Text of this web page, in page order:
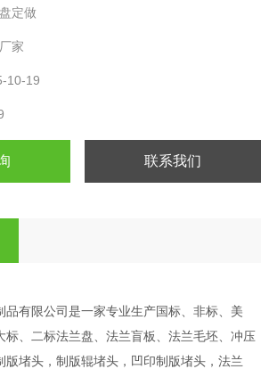
定做
家
10-19
联系我们
有限公司是一家专业生产国标、非标、美
标、二标法兰盘、法兰盲板、法兰毛坯、冲压
版堵头，制版辊堵头，凹印制版堵头，法兰